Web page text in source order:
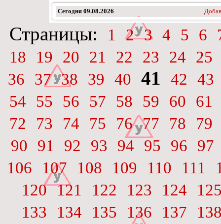
Сегодня 09.08.2026
Страницы: 1 2 3 4 5 6
18
19 20 21 22 23 24
25
36
37 38 39 40 41 42
43
54
55 56 57 58 59 60
61
72
73 74 75 76 77 78
79
90
91 92 93 94 95 96
97
106
107 108 109 110 111
120 121 122 123 124
133
134 135 136 137